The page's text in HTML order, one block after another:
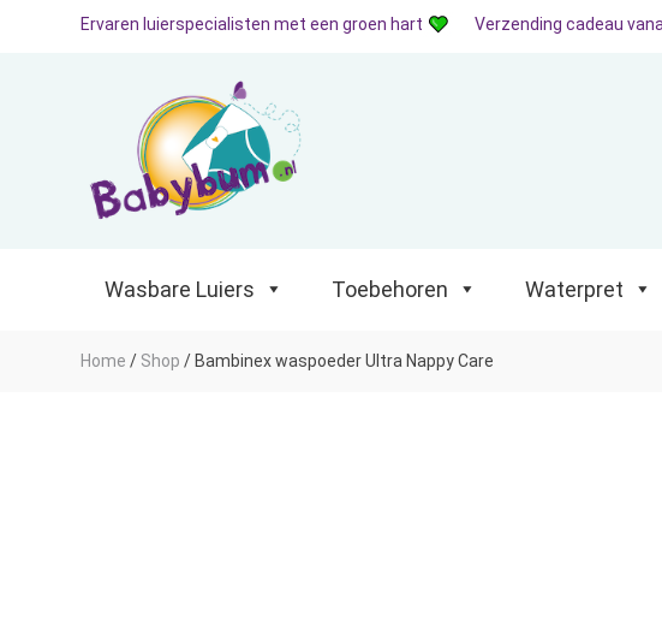
Wasbare Luiers Toebehoren
Ervaren luierspecialisten met een groen hart Verzending cadeau
Wasbare Luiers Toebehoren Waterpret
Home / Shop / Bambinex waspoeder Ultra Nappy Care